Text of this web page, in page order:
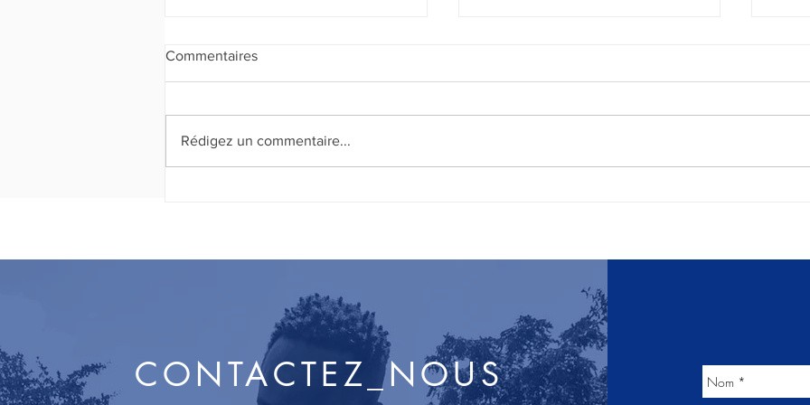
Commentaires
Rédigez un commentaire...
CONTACTEZ_NOUS